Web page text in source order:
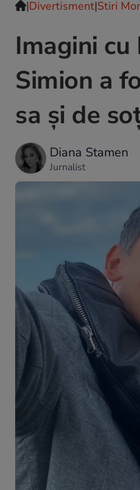
|Divertisment|Stiri
Imagini cu
Simion a
sa și de
Diana Stamen
Jurnalist